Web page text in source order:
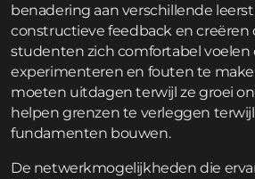
benadering aan verschillende
constructieve feedback en
studenten zich comfortabel voelen
experimenteren en fouten te
moeten uitdagen terwijl ze groei
helpen grenzen te verleggen terwijl
fundamenten bouwen.
De netwerkmogelijkheden die